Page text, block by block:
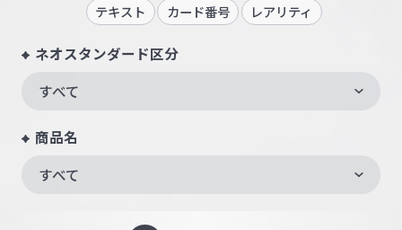
テキスト
カード番号 レアリティ
ネオスタンダード区分
すべて
商品名
すべて